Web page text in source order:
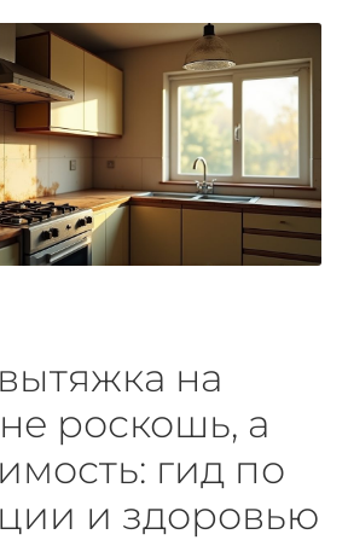
на
роскошь, а
гид по
и здоровью